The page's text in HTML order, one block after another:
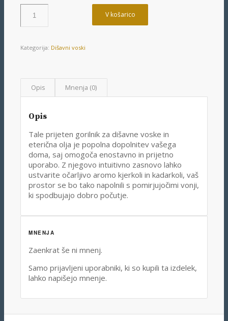
V košarico
Kategorija: Dišavni voski
Opis Mnenja (0)
Opis
Tale prijeten gorilnik za dišavne voske in
eterična olja je popolna dopolnitev vašega
doma, saj omogoča enostavno in prijetno
uporabo. Z njegovo intuitivno zasnovo lahko
ustvarite očarljivo aromo kjerkoli in kadarkoli, vaš
prostor se bo tako napolnili s pomirjujočimi vonji,
ki spodbujajo dobro počutje.
MNENJA
Zaenkrat še ni mnenj.
Samo prijavljeni uporabniki, ki so kupili ta izdelek,
lahko napišejo mnenje.